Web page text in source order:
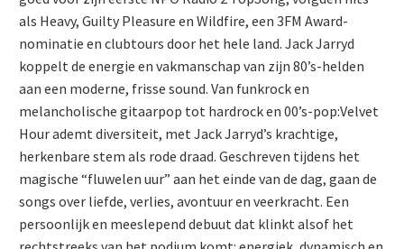
als Heavy, Guilty Pleasure en Wildfire, een 3FM Award-
nominatie en clubtours door het hele land. Jack Jarryd
koppelt de energie en vakmanschap van zijn 80’s-helden
aan een moderne, frisse sound. Van funkrock en
melancholische gitaarpop tot hardrock en 00’s-pop:Velvet
Hour ademt diversiteit, met Jack Jarryd’s krachtige,
herkenbare stem als rode draad. Geschreven tijdens het
magische “fluwelen uur” aan het einde van de dag, gaan de
songs over liefde, verlies, avontuur en veerkracht. Een
persoonlijk en meeslepend debuut dat klinkt alsof het